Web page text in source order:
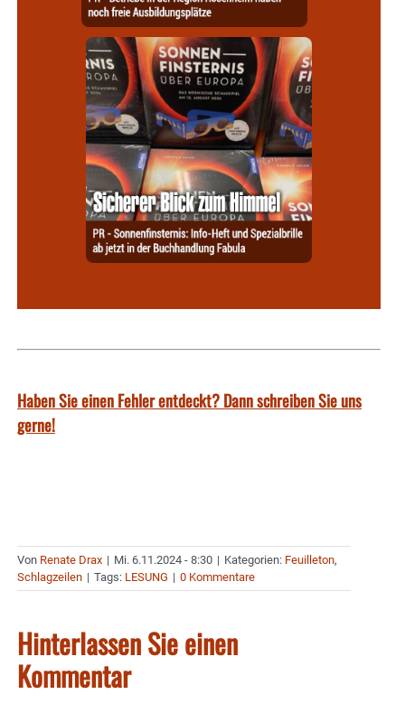
Haben Sie einen Fehler entdeckt? Dann schreiben Sie uns
gerne!
Von Renate Drax | Mi. 6.11.2024 - 8:30 | Kategorien: Feuilleton,
Schlagzeilen | Tags: LESUNG | 0 Kommentare
Hinterlassen Sie einen
Kommentar